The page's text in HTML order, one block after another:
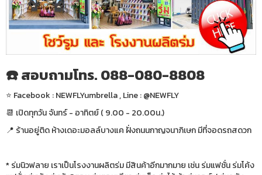
☎️ สอบถามโทร. 088-080-8808
⭐️ Facebook : NEWFLYumbrella , Line : @NEWFLY
📆 เปิดทุกวัน จันทร์ - อาทิตย์ ( 9.00 - 20.00น.)
📍 ร้านอยู่ติด ห้างเดอะมอลล์บางแค ฝั่งถนนกาญจนาภิเษก มีที่จอดรถสดวก
* ร่มนิวฟลาย เราเป็นโรงงานผลิตร่ม มีสินค้าอีกมากมาย เช่น ร่มแฟชั่น ร่มโค้ง